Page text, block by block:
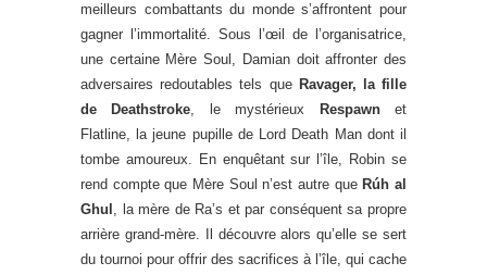
meilleurs combattants du monde s’affrontent pour
gagner l’immortalité. Sous l’œil de l’organisatrice,
une certaine Mère Soul, Damian doit affronter des
adversaires redoutables tels que Ravager, la fille
de Deathstroke, le mystérieux Respawnet
Flatline, la jeune pupille de Lord Death Man dont il
tombe amoureux. En enquêtant sur l’île, Robin se
rend compte que Mère Soul n’est autre que Rúh al
Ghul , la mère de Ra’s et par conséquent sa propre
arrière grand-mère. Il découvre alors qu’elle se sert
du tournoi pour offrir des sacrifices à l’île, qui cache